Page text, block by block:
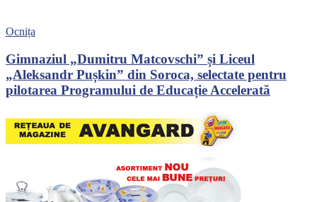
Ocnița
Gimnaziul „Dumitru Matcovschi” și Liceul
„Aleksandr Pușkin” din Soroca, selectate pentru
pilotarea Programului de Educație Accelerată